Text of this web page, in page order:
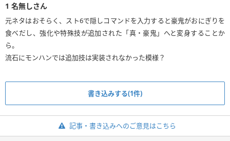
1 名無しさん
元ネタはおそらく、スト6で隠しコマンドを入力すると豪鬼がおにぎりを
食べだし、強化や特殊技が追加された「真・豪鬼」へと変身することか
ら。
流石にモンハンでは追加技は実装されなかった模様？
書き込みする(1件)
記事・書き込みへのご意見はこちら